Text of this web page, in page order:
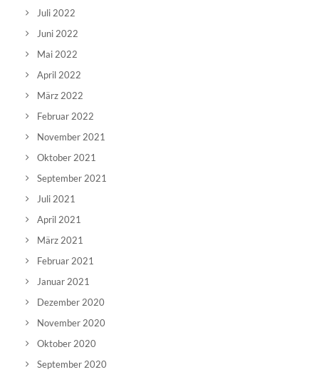
Juli 2022
Juni 2022
Mai 2022
April 2022
März 2022
Februar 2022
November 2021
Oktober 2021
September 2021
Juli 2021
April 2021
März 2021
Februar 2021
Januar 2021
Dezember 2020
November 2020
Oktober 2020
September 2020